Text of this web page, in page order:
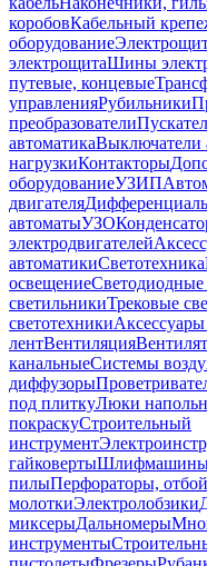
коробовКабельный
оборудование
электрощитаШины
путевые, концевые
управленияРубильники
преобразователи
автоматикаВыключатели
нагрузкиКонтакторы
оборудованиеУЗИП
двигателя
автоматыУЗО
электродвигателей
автоматикиСветотехника
освещение
светильникиТрековые
светотехники
лентВентиляция
канальныеСистемы
диффузоры
под плиткуЛюки
покраскуСтроительный
инструмент
гайковерты
пилыПерфораторы,
молоткиЭлектролобзики
миксерыДальномеры
инструменты